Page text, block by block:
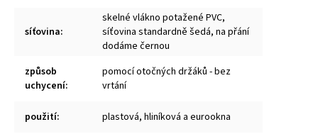
síťovina:
skelné vlákno potažené PVC,
síťovina standardně šedá, na přání
dodáme černou
způsob
uchycení:
pomocí otočných držáků - bez
vrtání
použití: plastová, hliníková a eurookna